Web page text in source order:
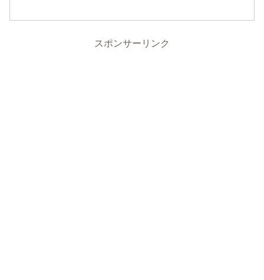
スポンサーリンク